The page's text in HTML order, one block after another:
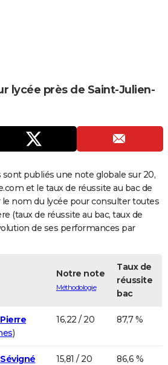
lycée près de Saint-Julien-
sont publiés une note globale sur 20,
et le taux de réussite au bac de
le nom du lycée pour consulter toutes
(taux de réussite au bac, taux de
de ses performances par
Notre note
Méthodologie
Taux de
réussite
bac
)
16,22 / 20 87,7 %
15,81 / 20 86,6 %